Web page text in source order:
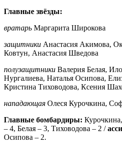
Главные звёзды:
вратарь Маргарита Широкова
защитники Анастасия Акимова,
Ковтун, Анастасия Шведова
полузащитники Валерия Белая,
Нургалиева, Наталья Осипова,
Кристина Тиховодова, Ксения
нападающая Олеся Курочкина,
Главные бомбардиры:
– 4, Белая – 3, Тиховодова – 2 /
Осипова – 2.